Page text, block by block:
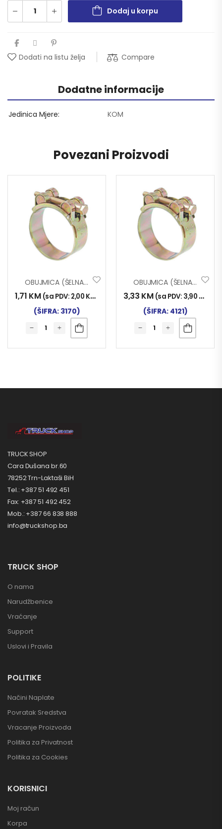
Dodaj u korpu
Dodati na listu želja Compare
Dodatne informacije
Jedinica Mjere KOM
Povezani Proizvodi
OBUJMICA (ŠELNA) MRS 44-47
1,71 KM (sa PDV: 2,00 KM
(ŠIFRA: 3170)
OBUJMICA (ŠELNA) MRS 131-139
3,33 KM (sa PDV: 3,90 KM
(ŠIFRA: 4121)
TRUCK SHOP
Cara Dušana br.60
78252 Trn-Laktaši BiH
Tel.: +387 51 492 451
Fax: +387 51 492 452
Mob.: +387 66 838 888
info@truckshop.ba
TRUCK SHOP
O nama
Narudžbenice
Vraćanje
Support
Uslovi i Pravila
POLITIKE
Načini Naplate
Povratak Sredstva
Vracanje Proizvoda
Politika za Privatnost
Politika za Cookies
KORISNICI
Moj račun
Korpa